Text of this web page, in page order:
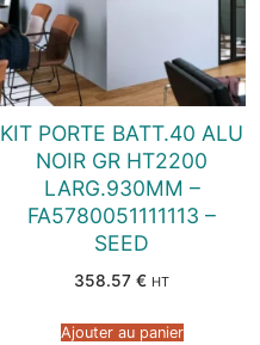
KIT PORTE BATT.40 ALU
NOIR GR HT2200
LARG.930MM –
FA5780051111113 –
SEED
358.57 € HT
Ajouter au panier